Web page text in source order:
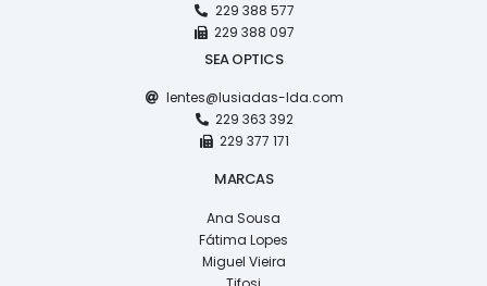
229 388 577
229 388 097
SEA OPTICS
lentes@lusiadas-lda.com
229 363 392
229 377 171
MARCAS
Ana Sousa
Fátima Lopes
Miguel Vieira